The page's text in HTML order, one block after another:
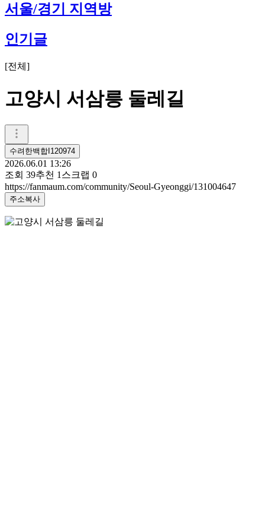
서울/경기 지역방
인기글
[전체 ]
고양시 서삼릉 둘레길
수려한백합I120974
2026.06.01 13:26
조회 39추천 1 스크랩 0
https://fanmaum.com/community/Seoul-Gyeonggi/131004647
주소복사